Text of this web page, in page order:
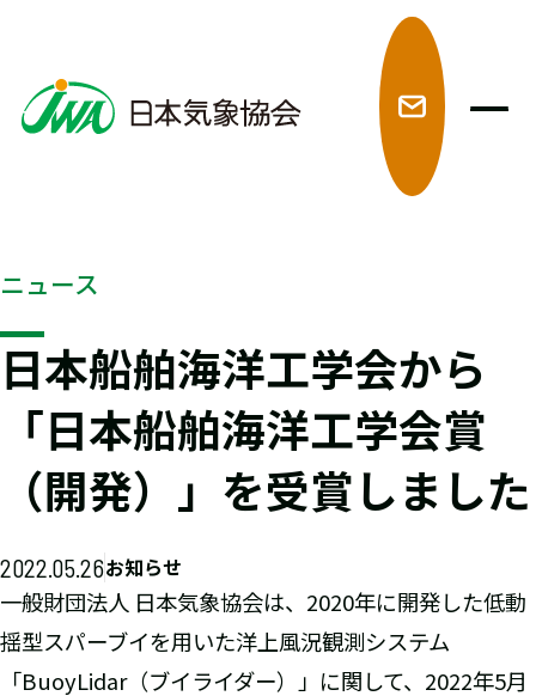
ニュース
日本船舶海洋工学会から
「日本船舶海洋工学会賞
（開発）」を受賞しました
2022.05.26お知らせ
一般財団法人 日本気象協会は、2020年に開発した低動
揺型スパーブイを用いた洋上風況観測システム
「BuoyLidar（ブイライダー）」に関して、2022年5月